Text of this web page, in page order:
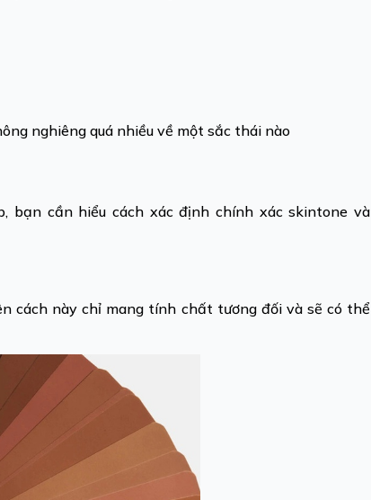
nghiêng quá nhiều về một sắc thái nào
bạn cần hiểu cách xác định chính xác skintone và
cách này chỉ mang tính chất tương đối và sẽ có thể